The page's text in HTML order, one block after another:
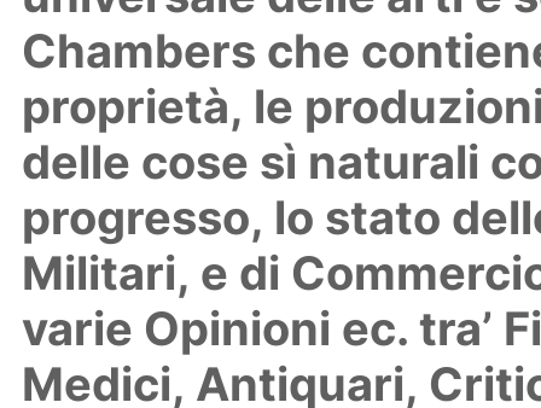
Chambers che
proprietà, le
delle cose sì naturali
progresso, lo stato
Militari, e di
varie Opinioni ec. tra’
Medici, Antiquari,